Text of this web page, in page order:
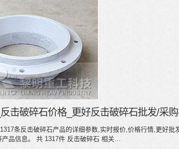
击破碎石价格_更好反击破碎石批发/采
条反击破碎石产品的详细参数,实时报价,价格行情,更好批
产品信息。 共 1317件 反击破碎石 相关…